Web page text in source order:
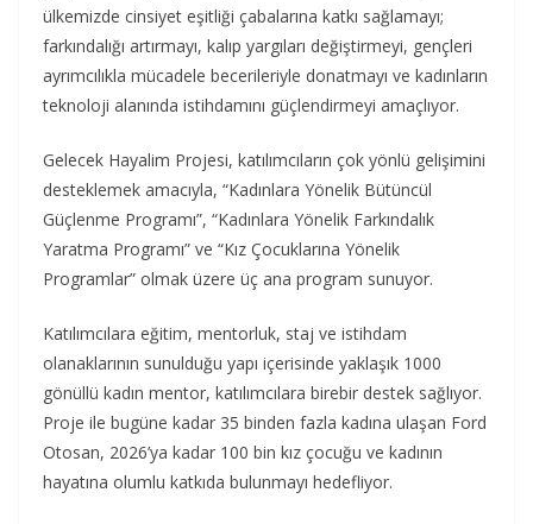
ülkemizde cinsiyet eşitliği çabalarına katkı sağlamayı;
farkındalığı artırmayı, kalıp yargıları değiştirmeyi, gençleri
ayrımcılıkla mücadele becerileriyle donatmayı ve kadınların
teknoloji alanında istihdamını güçlendirmeyi amaçlıyor.
Gelecek Hayalim Projesi, katılımcıların çok yönlü gelişimini
desteklemek amacıyla, “Kadınlara Yönelik Bütüncül
Güçlenme Programı”, “Kadınlara Yönelik Farkındalık
Yaratma Programı” ve “Kız Çocuklarına Yönelik
Programlar” olmak üzere üç ana program sunuyor.
Katılımcılara eğitim, mentorluk, staj ve istihdam
olanaklarının sunulduğu yapı içerisinde yaklaşık 1000
gönüllü kadın mentor, katılımcılara birebir destek sağlıyor.
Proje ile bugüne kadar 35 binden fazla kadına ulaşan Ford
Otosan, 2026’ya kadar 100 bin kız çocuğu ve kadının
hayatına olumlu katkıda bulunmayı hedefliyor.